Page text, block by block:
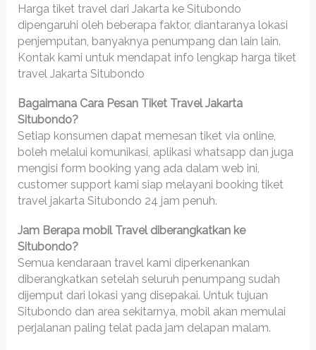
Harga tiket travel dari Jakarta ke Situbondo
dipengaruhi oleh beberapa faktor, diantaranya lokasi
penjemputan, banyaknya penumpang dan lain lain.
Kontak kami untuk mendapat info lengkap harga tiket
travel Jakarta Situbondo
Bagaimana Cara Pesan Tiket Travel Jakarta
Situbondo?
Setiap konsumen dapat memesan tiket via online,
boleh melalui komunikasi, aplikasi whatsapp dan juga
mengisi form booking yang ada dalam web ini,
customer support kami siap melayani booking tiket
travel jakarta Situbondo 24 jam penuh.
Jam Berapa mobil Travel diberangkatkan ke
Situbondo?
Semua kendaraan travel kami diperkenankan
diberangkatkan setelah seluruh penumpang sudah
dijemput dari lokasi yang disepakai. Untuk tujuan
Situbondo dan area sekitarnya, mobil akan memulai
perjalanan paling telat pada jam delapan malam.